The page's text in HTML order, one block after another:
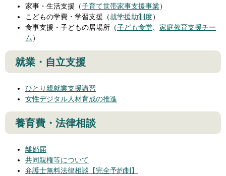
家事・生活支援（子育て世帯家事支援事業）
こどもの学費・学習支援（就学援助制度）
食事支援・子どもの居場所（子ども食堂
家庭教育支援チー
ム）
就業・自立支援
ひとり親就業支援講習
女性デジタル人材育成の推進
養育費・法律相談
離婚届
共同親権等について
弁護士無料法律相談【完全予約制】